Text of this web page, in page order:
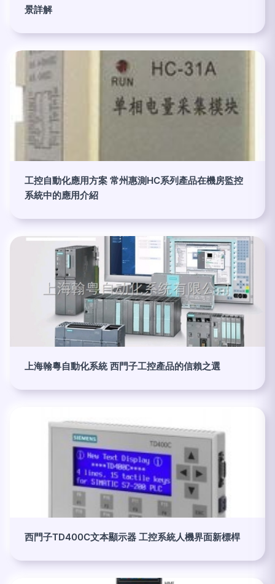
景詳解
工控自動化應用方案 常州惠測HC系列產品在機房監控
系統中的應用介紹
上海翰粵自動化系統 西門子工控產品的信賴之選
西門子TD400C文本顯示器 工控系統人機界面新標桿